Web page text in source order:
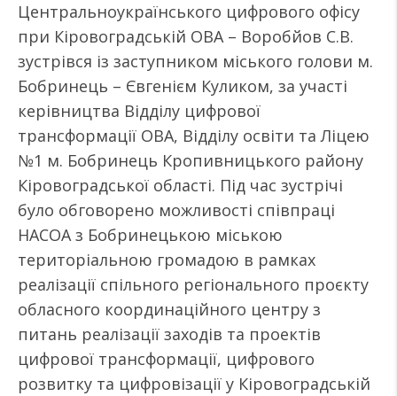
Центральноукраїнського цифрового офісу
при Кіровоградській ОВА – Воробйов С.В.
зустрівся із заступником міського голови м.
Бобринець – Євгенієм Куликом, за участі
керівництва Відділу цифрової
трансформації ОВА, Відділу освіти та Ліцею
№1 м. Бобринець Кропивницького району
Кіровоградської області. Під час зустрічі
було обговорено можливості співпраці
НАСОА з Бобринецькою міською
територіальною громадою в рамках
реалізації спільного регіонального проєкту
обласного координаційного центру з
питань реалізації заходів та проектів
цифрової трансформації, цифрового
розвитку та цифровізації у Кіровоградській